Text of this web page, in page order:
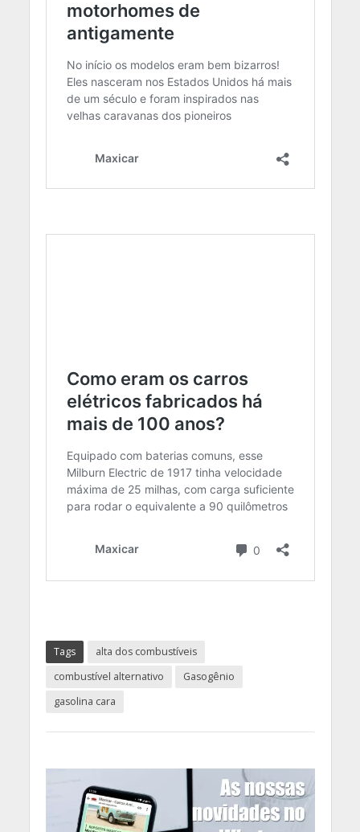
Tags
alta dos combustíveis
combustível alternativo
Gasogênio
gasolina cara